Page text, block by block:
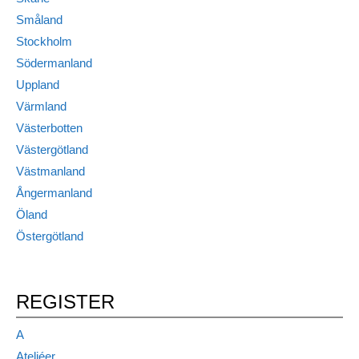
Småland
Stockholm
Södermanland
Uppland
Värmland
Västerbotten
Västergötland
Västmanland
Ångermanland
Öland
Östergötland
REGISTER
A
Ateljéer